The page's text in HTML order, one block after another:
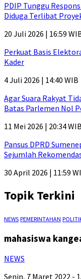
PDIP Tunggu
Diduga Terlibat
20 Juli 2026 | 16:59
Perkuat Basis
Kader
4 Juli 2026 | 14:40 WIB
Agar Suara Rakyat
Batas Parlemen Nol
11 Mei 2026 | 20:34 WIB
Pansus DPRD
Sejumlah
30 April 2026 | 11:59
Topik Terkini
NEWS PEMERINTAHAN
mahasiswa
NEWS
Senin, 7 Maret 2022 -